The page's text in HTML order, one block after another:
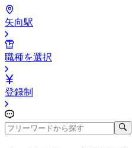
矢向駅
職種を選択
登録制